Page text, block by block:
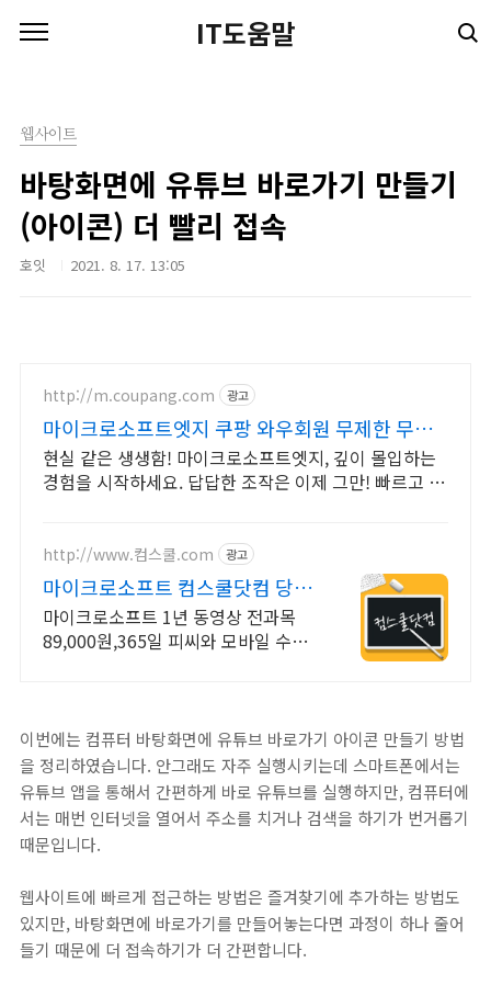
IT도움말
웹사이트
바탕화면에 유튜브 바로가기 만들기
(아이콘) 더 빨리 접속
호잇 2021. 8. 17. 13:05
http://m.coupang.com 광고
마이크로소프트엣지 쿠팡 와우회원 무제한 무료
배송
현실 같은 생생함! 마이크로소프트엣지, 깊이 몰입하는
경험을 시작하세요. 답답한 조작은 이제 그만! 빠르고 정
http://www.컴스쿨.com 광고
마이크로소프트 컴스쿨닷컴 당일
신청&결제시 기프티콘!
마이크로소프트 1년 동영상 전과목
89,000원,365일 피씨와 모바일 수강
이번에는 컴퓨터 바탕화면에 유튜브 바로가기 아이콘 만들기 방법
을 정리하였습니다. 안그래도 자주 실행시키는데 스마트폰에서는
유튜브 앱을 통해서 간편하게 바로 유튜브를 실행하지만, 컴퓨터에
서는 매번 인터넷을 열어서 주소를 치거나 검색을 하기가 번거롭기
때문입니다.
웹사이트에 빠르게 접근하는 방법은 즐겨찾기에 추가하는 방법도
있지만, 바탕화면에 바로가기를 만들어놓는다면 과정이 하나 줄어
들기 때문에 더 접속하기가 더 간편합니다.